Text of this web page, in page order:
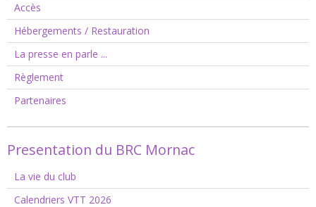
Accès
Hébergements / Restauration
La presse en parle ...
Règlement
Partenaires
Presentation du BRC Mornac
La vie du club
Calendriers VTT 2026